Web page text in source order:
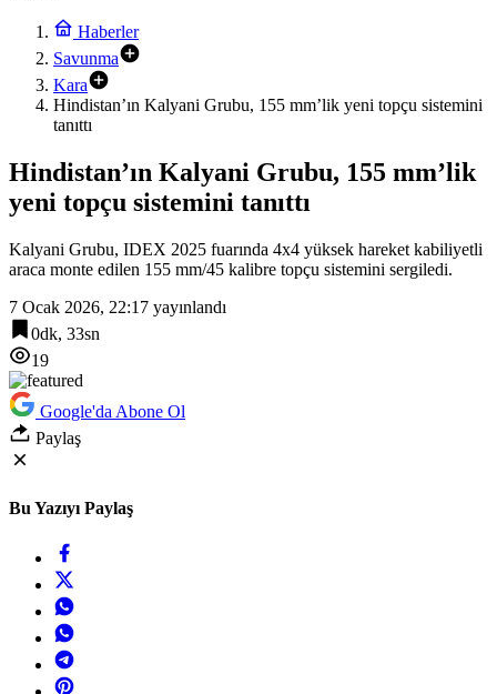
Haberler
Savunma
Kara
Hindistan’ın Kalyani Grubu, 155 mm’lik yeni topçu sistemini
tanıttı
Hindistan’ın Kalyani Grubu, 155 mm’lik
yeni topçu sistemini tanıttı
Kalyani Grubu, IDEX 2025 fuarında 4x4 yüksek hareket kabiliyetli
araca monte edilen 155 mm/45 kalibre topçu sistemini sergiledi.
7 Ocak 2026, 22:17 yayınlandı
0dk, 33sn
19
Google'da Abone Ol
Paylaş
Bu Yazıyı Paylaş